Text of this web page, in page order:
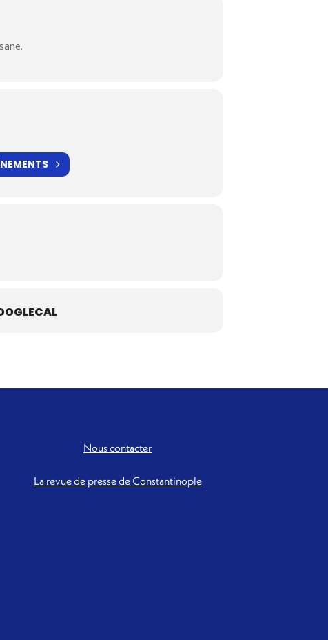
Nous contacter
La revue de presse de Constantinople